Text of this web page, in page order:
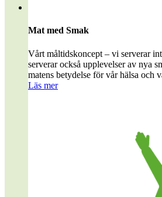
Mat med Smak
Vårt måltidskoncept – vi serverar
serverar också upplevelser av nya
matens betydelse för vår hälsa och
Läs mer